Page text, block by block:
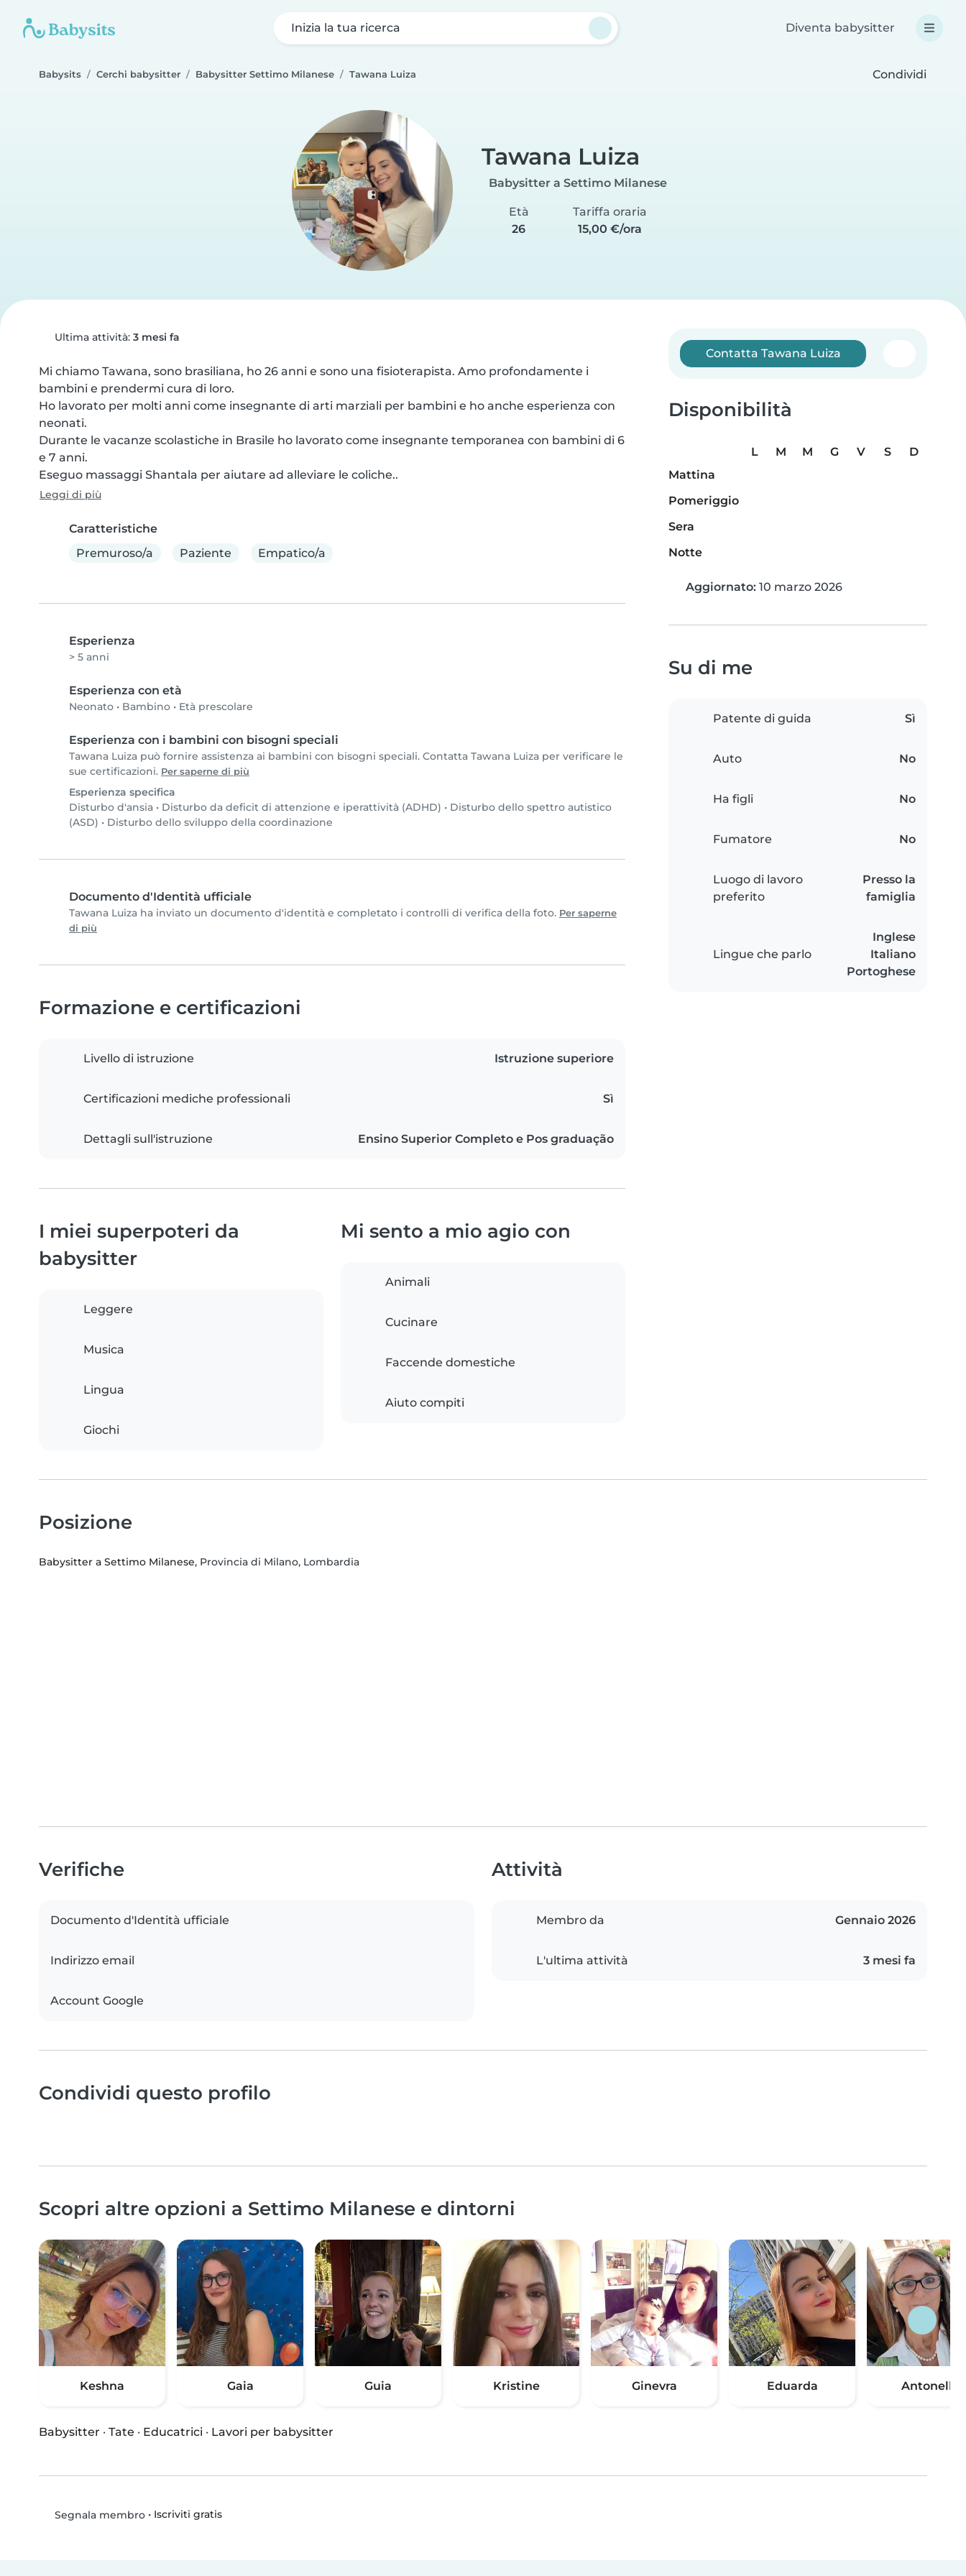
Inizia la tua ricerca Diventa babysitter
Babysits Cerchi babysitter Babysitter Settimo Milanese Tawana Luiza Condividi
Tawana Luiza
Babysitter a Settimo Milanese
Età
26
Tariffa oraria
15,00 €/ora
Ultima attività: 3 mesi fa
Mi chiamo Tawana, sono brasiliana, ho 26 anni e sono una fisioterapista. Amo profondamente i
bambini e prendermi cura di loro.
Ho lavorato per molti anni come insegnante di arti marziali per bambini e ho anche esperienza con
neonati.
Durante le vacanze scolastiche in Brasile ho lavorato come insegnante temporanea con bambini di 6
e 7 anni.
Eseguo massaggi Shantala per aiutare ad alleviare le coliche..
Leggi di più
Caratteristiche
Premuroso/a
Paziente Empatico/a
Esperienza
> 5 anni
Esperienza con età
Neonato • Bambino • Età prescolare
Esperienza con i bambini con bisogni speciali
Tawana Luiza può fornire assistenza ai bambini con bisogni speciali. Contatta Tawana Luiza per verificare le
sue certificazioni. Per saperne di più
Esperienza specifica
Disturbo d'ansia • Disturbo da deficit di attenzione e iperattività (ADHD) • Disturbo dello spettro autistico
(ASD) • Disturbo dello sviluppo della coordinazione
Documento d'Identità ufficiale
Tawana Luiza ha inviato un documento d'identità e completato i controlli di verifica della foto. Per saperne
di più
Contatta Tawana Luiza
Disponibilità
L M M G V S
D
Mattina
Pomeriggio
Sera
Notte
Aggiornato: 10 marzo 2026
Su di me
Patente di guida Sì
Auto No
Ha figli No
Fumatore No
Luogo di lavoro
preferito
Presso la
famiglia
Lingue che parlo
Inglese
Italiano
Portoghese
Formazione e certificazioni
Livello di istruzione Istruzione superiore
Certificazioni mediche professionali Sì
Dettagli sull'istruzione Ensino Superior Completo e Pos graduação
I miei superpoteri da
babysitter
Leggere
Musica
Lingua
Giochi
Mi sento a mio agio con
Animali
Cucinare
Faccende domestiche
Aiuto compiti
Posizione
Babysitter a Settimo Milanese, Provincia di Milano, Lombardia
Verifiche
Documento d'Identità ufficiale
Indirizzo email
Account Google
Attività
Membro da Gennaio 2026
L'ultima attività 3 mesi fa
Condividi questo profilo
Scopri altre opzioni a Settimo Milanese e dintorni
Keshna Gaia Guia Kristine Ginevra Eduarda Antonella
Babysitter · Tate · Educatrici · Lavori per babysitter
Segnala membro• Iscriviti gratis